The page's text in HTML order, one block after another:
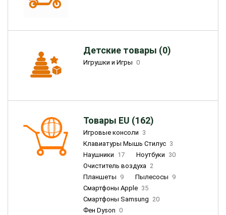
Детские товары (0)
Игрушки и Игры 0
Товары EU (162)
Игровые консоли 3
Клавиатуры Мышь Стилус 3
Наушники 17 Ноутбуки 30
Очиститель воздуха 2
Планшеты 9 Пылесосы 9
Смартфоны Apple 35
Смартфоны Samsung 20
Фен Dyson 0